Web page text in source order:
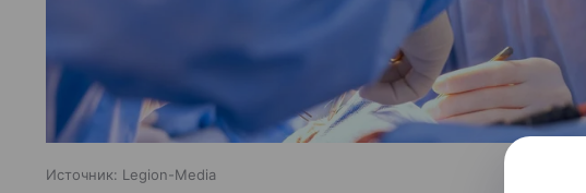
Источник: Legion-Media